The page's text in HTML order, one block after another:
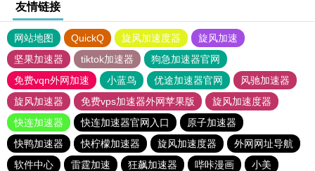
友情链接
网站地图 QuickQ 旋风加速度器
旋风加速
坚果加速器
tiktok加速器
狗急加速器官网
免费vqn外网加速
小蓝鸟 优途加速器官网
风驰加速器
旋风加速器
免费vps加速器外网苹果版
旋风加速度器
快连加速器
快连加速器官网入口
原子加速器
快鸭加速器
快柠檬加速器 旋风加速度器
外网网址导航
软件中心
雷霆加速 狂飙加速器 哔咔漫画 小美